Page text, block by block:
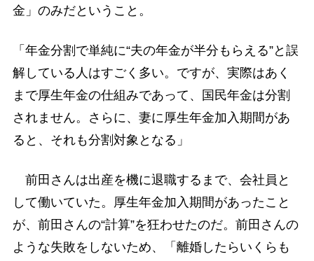
金」のみだということ。
「年金分割で単純に“夫の年金が半分もらえる”と誤
解している人はすごく多い。ですが、実際はあく
まで厚生年金の仕組みであって、国民年金は分割
されません。さらに、妻に厚生年金加入期間があ
ると、それも分割対象となる」
前田さんは出産を機に退職するまで、会社員と
して働いていた。厚生年金加入期間があったこと
が、前田さんの“計算”を狂わせたのだ。前田さんの
ような失敗をしないため、「離婚したらいくらも